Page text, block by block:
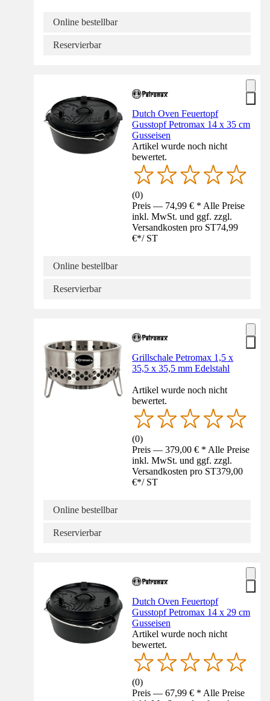
Online bestellbar
Reservierbar
Dutch Oven Feuertopf
Gusstopf Petromax 14 x 35 cm
Gusseisen
Artikel wurde noch nicht
bewertet.
(0)
Preis — 74,99 € * Alle Preise
inkl. MwSt. und ggf. zzgl.
Versandkosten pro ST74,99
€*/ ST
Online bestellbar
Reservierbar
Grillschale Petromax 1,5 x
35,5 x 35,5 mm Edelstahl
Artikel wurde noch nicht
bewertet.
(0)
Preis — 379,00 € * Alle Preise
inkl. MwSt. und ggf. zzgl.
Versandkosten pro ST379,00
€*/ ST
Online bestellbar
Reservierbar
Dutch Oven Feuertopf
Gusstopf Petromax 14 x 29 cm
Gusseisen
Artikel wurde noch nicht
bewertet.
(0)
Preis — 67,99 € * Alle Preise